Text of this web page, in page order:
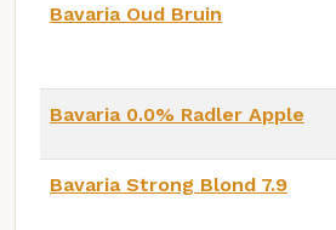
Bavaria Oud Bruin
Bavaria 0.0% Radler Apple
Bavaria Strong Blond 7.9